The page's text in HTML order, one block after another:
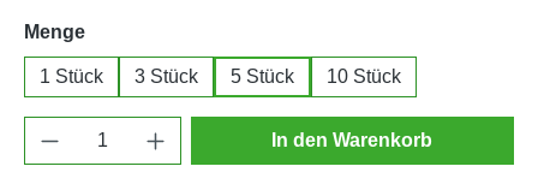
Mengeauswählen
1 Stück 3 Stück 5 Stück 10 Stück
Produkt Anzahl: Gib den gewünschten
In den Warenkorb